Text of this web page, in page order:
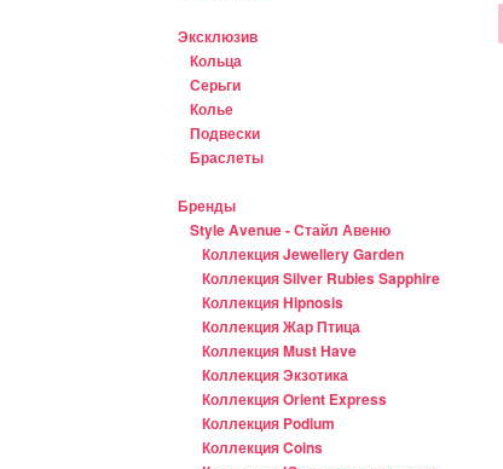
Эксклюзив
Кольца
Серьги
Колье
Подвески
Браслеты
Бренды
Style Avenue - Стайл Авеню
Коллекция Jewellery Garden
Коллекция Silver Rubies Sapphire
Коллекция Hipnosis
Коллекция Жар Птица
Коллекция Must Have
Коллекция Экзотика
Коллекция Orient Express
Коллекция Podium
Коллекция Coins